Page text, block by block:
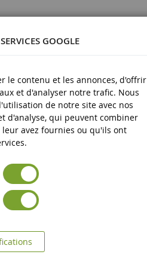
GOOGLE
le contenu et les annonces, d'offrir
et d'analyser notre trafic. Nous
de notre site avec nos
d'analyse, qui peuvent combiner
avez fournies ou qu'ils ont